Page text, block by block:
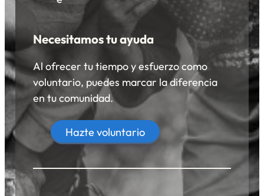
Necesitamos tu ayuda
Al ofrecer tu tiempo y esfuerzo como
voluntario, puedes marcar la diferencia
en tu comunidad.
Hazte voluntario